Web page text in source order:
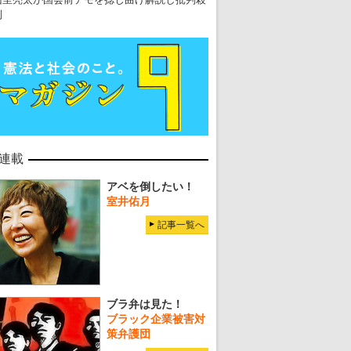
載
アベを倒したい！
室井佑月
記事一覧へ
ブラ弁は見た！
ブラック企業被害対
策弁護団